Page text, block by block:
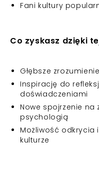
Fani kultury
Co zyskasz dzięki
Głębsze
Inspirację do
doświadczeniami
Nowe spojrzenie na
psychologią
Możliwość odkrycia
kulturze